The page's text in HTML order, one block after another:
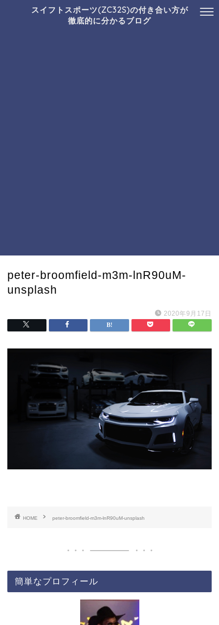
スイフトスポーツ(ZC32S)の付き合い方が
徹底的に分かるブログ
peter-broomfield-m3m-lnR90uM-
unsplash
2020年9月17日
HOME peter-broomfield-m3m-lnR90uM-unsplash
簡単なプロフィール